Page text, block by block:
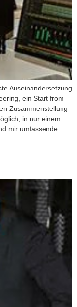
Auseinandersetzung
ein Start from
Zusammenstellung
in nur einem
mir umfassende